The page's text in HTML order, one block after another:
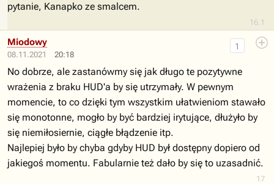
16.1
pytanie, Kanapko ze smalcem.
08.11.2021 20:18
17
1
Miodowy
No dobrze, ale zastanówmy się jak długo te pozytywne
wrażenia z braku HUD'a by się utrzymały. W pewnym
momencie, to co dzięki tym wszystkim ułatwieniom stawało
się monotonne, mogło by być bardziej irytujące, dłużyło by
się niemiłosiernie, ciągłe błądzenie itp.
Najlepiej było by chyba gdyby HUD był dostępny dopiero od
jakiegoś momentu. Fabularnie też dało by się to uzasadnić.